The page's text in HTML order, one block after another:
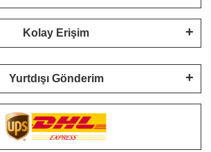
Kolay Erişim
Yurtdışı Gönderim